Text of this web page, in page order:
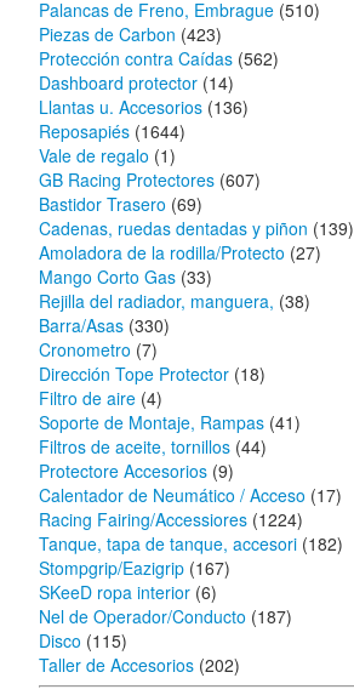
Palancas de Freno, Embrague (510)
Piezas de Carbon (423)
Protección contra Caídas (562)
Dashboard protector (14)
Llantas u. Accesorios (136)
Reposapiés (1644)
Vale de regalo (1)
GB Racing Protectores (607)
Bastidor Trasero (69)
Cadenas, ruedas dentadas y piñon (139)
Amoladora de la rodilla/Protecto (27)
Mango Corto Gas (33)
Rejilla del radiador, manguera, (38)
Barra/Asas (330)
Cronometro (7)
Dirección Tope Protector (18)
Filtro de aire (4)
Soporte de Montaje, Rampas (41)
Filtros de aceite, tornillos (44)
Protectore Accesorios (9)
Calentador de Neumático / Acceso (17)
Racing Fairing/Accessiores (1224)
Tanque, tapa de tanque, accesori (182)
Stompgrip/Eazigrip (167)
SKeeD ropa interior (6)
Nel de Operador/Conducto (187)
Disco (115)
Taller de Accesorios (202)